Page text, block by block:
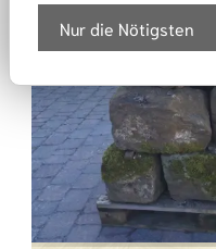
Nur die Nötigsten